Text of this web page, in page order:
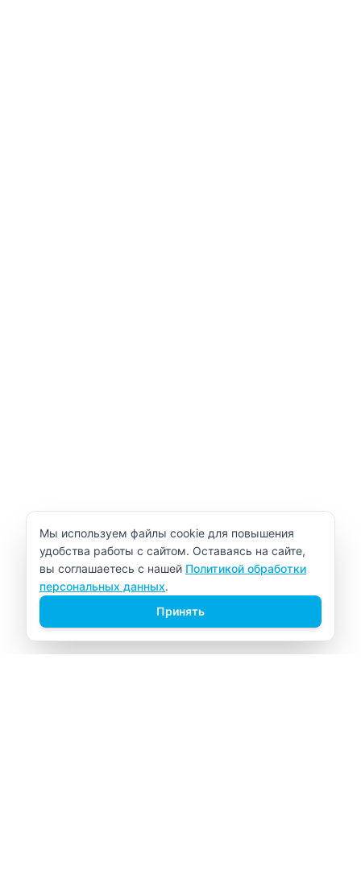
Уведомление об использовании cookie
Мы используем файлы cookie для повышения
удобства работы с сайтом. Оставаясь на сайте,
вы соглашаетесь с нашей Политикой обработки
персональных данных.
Принять